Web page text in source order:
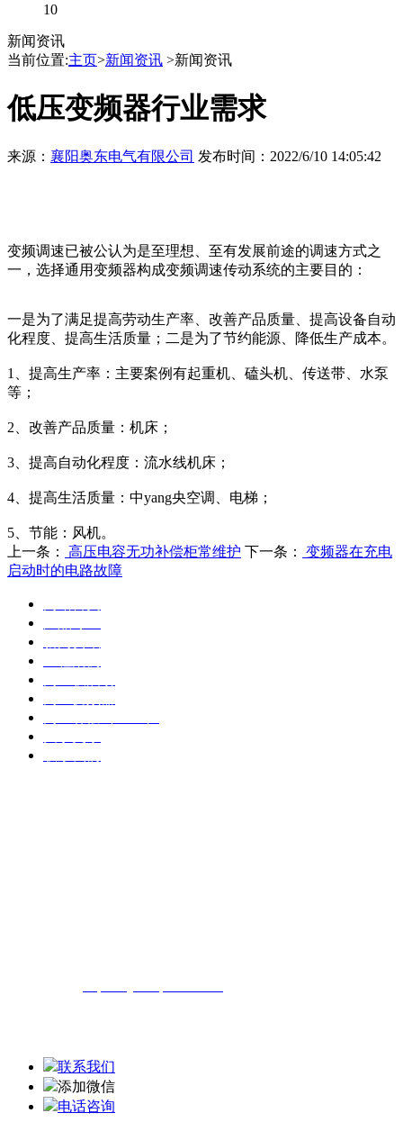
10
新闻资讯
当前位置:主页>新闻资讯 >新闻资讯
低压变频器行业需求
来源： 襄阳奥东电气有限公司 发布时间：2022/6/10 14:05:42
变频调速已被公认为是至理想、至有发展前途的调速方式之
一，选择通用变频器构成变频调速传动系统的主要目的：
一是为了满足提高劳动生产率、改善产品质量、提高设备自动
化程度、提高生活质量；二是为了节约能源、降低生产成本。
1、提高生产率：主要案例有起重机、磕头机、传送带、水泵
等；
2、改善产品质量：机床；
3、提高自动化程度：流水线机床；
4、提高生活质量：中yang央空调、电梯；
5、节能：风机。
上一条：
高压电容无功补偿柜常维护 下一条：
变频器在充电
启动时的电路故障
联系我们
添加微信
电话咨询